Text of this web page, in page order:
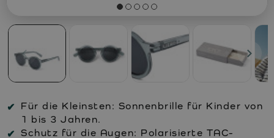
Für die Kleinsten: Sonnenbrille für Kinder von
1 bis 3 Jahren.
Schutz für die Augen: Polarisierte TAC-